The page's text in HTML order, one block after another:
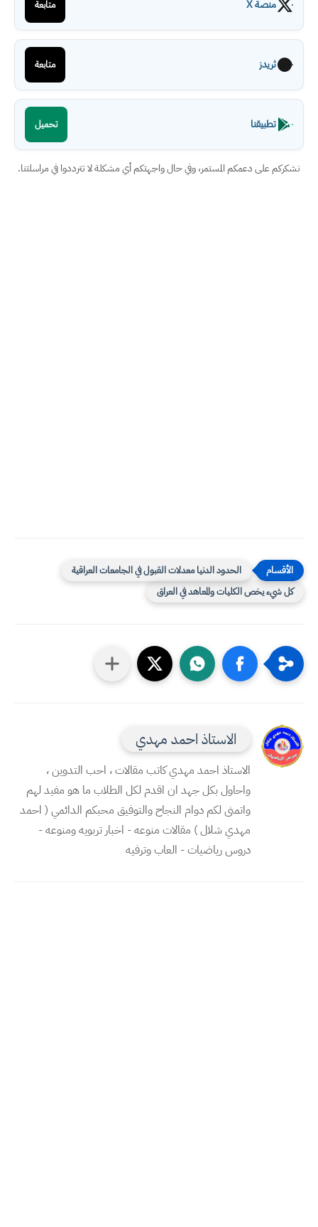
منصة X متابعة
ثريدز متابعة
تطبيقنا تحميل
نشكركم على دعمكم المستمر، وفي حال واجهتكم أي مشكلة لا تترددوا في مراسلتنا.
الحدود الدنيا معدلات القبول في الجامعات العراقية
كل شيء يخص الكليات والمعاهد في العراق
الاستاذ احمد مهدي
الاستاذ احمد مهدي كاتب مقالات ، احب التدوين ،
واحاول بكل جهد ان اقدم لكل الطلاب ما هو مفيد لهم
واتمنى لكم دوام النجاح والتوفيق محبكم الدائمي ( احمد
مهدي شلال ) مقالات منوعه - اخبار تربويه ومنوعه -
دروس رياضيات - العاب وترفيه